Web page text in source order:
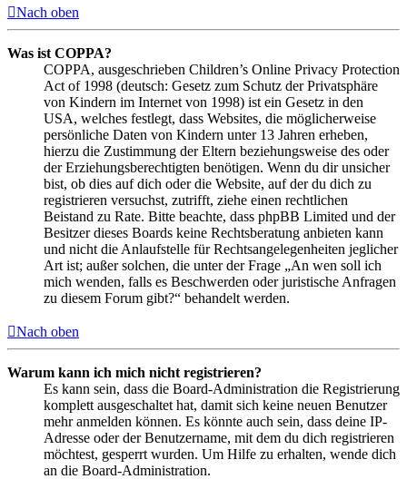
Nach oben
Was ist COPPA?
COPPA, ausgeschrieben Children’s Online Privacy Protection
Act of 1998 (deutsch: Gesetz zum Schutz der Privatsphäre
von Kindern im Internet von 1998) ist ein Gesetz in den
USA, welches festlegt, dass Websites, die möglicherweise
persönliche Daten von Kindern unter 13 Jahren erheben,
hierzu die Zustimmung der Eltern beziehungsweise des oder
der Erziehungsberechtigten benötigen. Wenn du dir unsicher
bist, ob dies auf dich oder die Website, auf der du dich zu
registrieren versuchst, zutrifft, ziehe einen rechtlichen
Beistand zu Rate. Bitte beachte, dass phpBB Limited und der
Besitzer dieses Boards keine Rechtsberatung anbieten kann
und nicht die Anlaufstelle für Rechtsangelegenheiten jeglicher
Art ist; außer solchen, die unter der Frage „An wen soll ich
mich wenden, falls es Beschwerden oder juristische Anfragen
zu diesem Forum gibt?“ behandelt werden.
Nach oben
Warum kann ich mich nicht registrieren?
Es kann sein, dass die Board-Administration die Registrierung
komplett ausgeschaltet hat, damit sich keine neuen Benutzer
mehr anmelden können. Es könnte auch sein, dass deine IP-
Adresse oder der Benutzername, mit dem du dich registrieren
möchtest, gesperrt wurden. Um Hilfe zu erhalten, wende dich
an die Board-Administration.